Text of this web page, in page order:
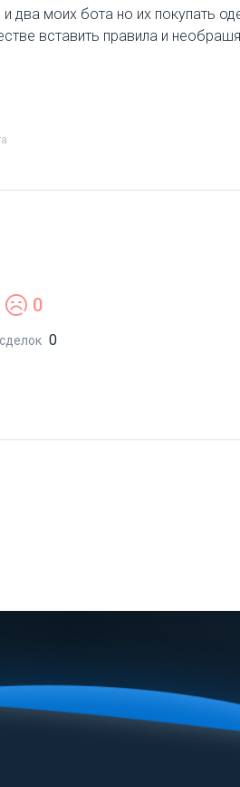
два моих бота но их покупать
вставить правила и
0
0